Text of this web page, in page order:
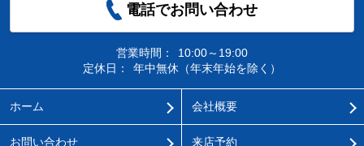
電話でお問い合わせ
営業時間：
10:00～19:00
定休日：
年中無休（年末年始を除く）
ホーム 会社概要
お問い合わせ 来店予約